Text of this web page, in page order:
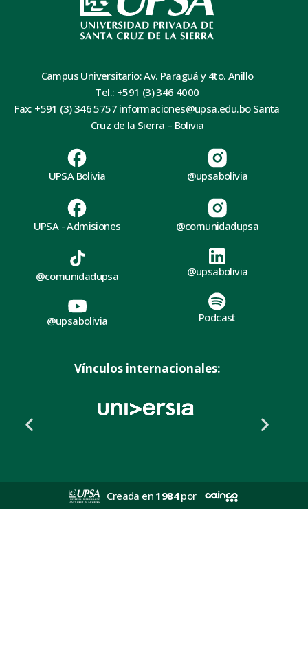
Campus Universitario: Av. Paraguá y 4to. Anillo
Tel.: +591 (3) 346 4000
Fax: +591 (3) 346 5757 informaciones@upsa.edu.bo Santa
Cruz de la Sierra – Bolivia
UPSA Bolivia
UPSA - Admisiones
@upsabolivia
@comunidadupsa
@comunidadupsa
@upsabolivia
@upsabolivia
Podcast
Vínculos internacionales:
Creada en 1984por